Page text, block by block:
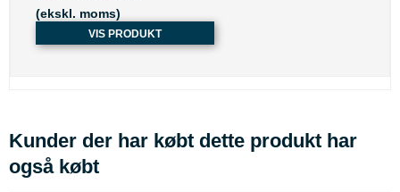
(ekskl. moms)
VIS PRODUKT
Kunder der har købt dette produkt har
også købt